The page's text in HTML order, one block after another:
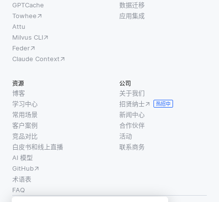
GPTCache
Towhee
Attu
Milvus CLI
Feder
Claude Context
数据迁移
应用集成
资源
博客
学习中心
常用场景
客户案例
竞品对比
白皮书和线上直播
AI 模型
GitHub
术语表
FAQ
公司
关于我们
招贤纳士
热招中
新闻中心
合作伙伴
活动
联系商务
使用条款